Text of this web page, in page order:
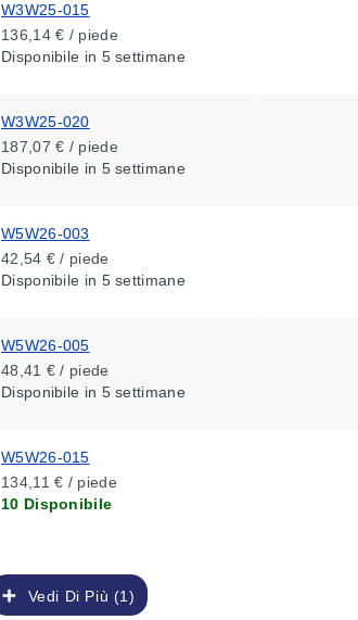
Vedi Di Più (1)
W3W25-015
136,14 € / piede
Disponibile in 5 settimane
W3W25-020
187,07 € / piede
Disponibile in 5 settimane
W5W26-003
42,54 € / piede
Disponibile in 5 settimane
W5W26-005
48,41 € / piede
Disponibile in 5 settimane
W5W26-015
134,11 € / piede
10 Disponibile